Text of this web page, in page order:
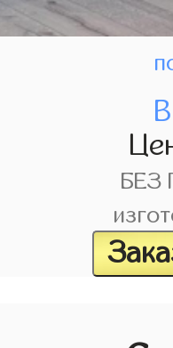
БЕЗ